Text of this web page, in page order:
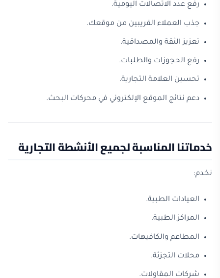
رفع عدد الاتصالات اليومية.
جذب العملاء القريبين من موقعك.
تعزيز الثقة والمصداقية.
رفع الحجوزات والطلبات.
تحسين العلامة التجارية.
دعم نتائج الموقع الإلكتروني في محركات البحث.
خدماتنا المناسبة لجميع الأنشطة التجارية
نخدم:
العيادات الطبية.
المراكز الطبية.
المطاعم والكافيهات.
محلات التجزئة.
شركات المقاولات.